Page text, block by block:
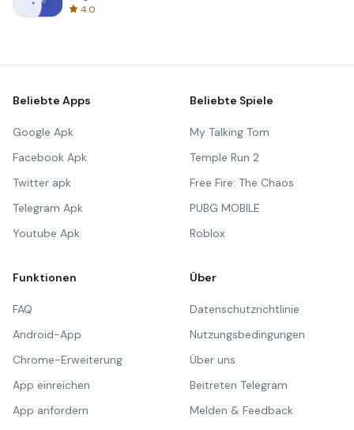
4.0
Beliebte Apps
Google Apk
Facebook Apk
Twitter apk
Telegram Apk
Youtube Apk
Beliebte Spiele
My Talking Tom
Temple Run 2
Free Fire: The Chaos
PUBG MOBILE
Roblox
Funktionen
FAQ
Android-App
Chrome-Erweiterung
App einreichen
App anfordern
Über
Datenschutzrichtlinie
Nutzungsbedingungen
Über uns
Beitreten Telegram
Melden & Feedback